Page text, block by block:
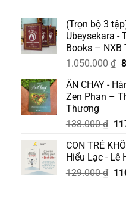
(Trọn bộ 3
Ubeysekara -
Books – NXB
1.050.000₫
ĂN CHAY -
Zen Phan –
Thương
138.000₫
là:
CON TRẺ
Hiểu Lạc - Lê
129.000₫